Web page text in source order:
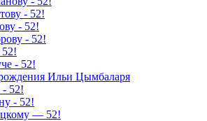
- 52!
- 52!
- 52!
- 52!
Ильи Цымбаларя
52!
- 52!
— 52!